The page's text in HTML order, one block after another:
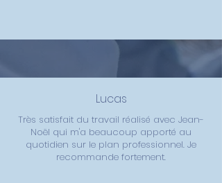
Lucas
Très satisfait du travail réalisé avec Jean-
Noël qui m'a beaucoup apporté au
quotidien sur le plan professionnel. Je
recommande fortement.